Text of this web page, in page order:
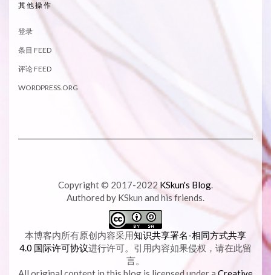
其他操作
登录
条目 FEED
评论 FEED
WORDPRESS.ORG
Copyright © 2017-2022 KSkun's Blog.
Authored by KSkun and his friends.
本博客内所有原创内容采用知识共享署名-相同方式共享
4.0 国际许可协议进行许可。引用内容如果侵权，请在此留
言。